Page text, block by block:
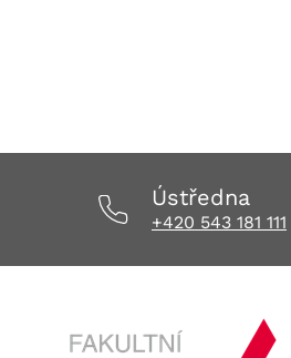
Ústředna
+420 543 181 111